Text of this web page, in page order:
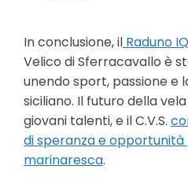
In conclusione, il Raduno
Velico di Sferracavallo è
unendo sport, passione e
siciliano. Il futuro della
giovani talenti, e il C.V.S.
di speranza e
marinaresca.